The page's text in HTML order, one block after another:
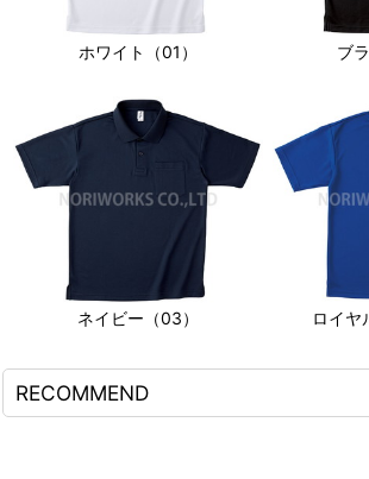
ホワイト（01） ブ
ネイビー（03） ロイヤ
RECOMMEND